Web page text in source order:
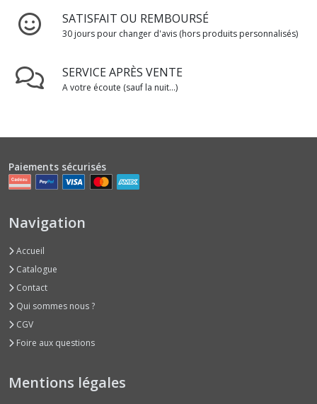
SATISFAIT OU REMBOURSÉ
30 jours pour changer d'avis (hors produits personnalisés)
SERVICE APRÈS VENTE
A votre écoute (sauf la nuit...)
Paiements sécurisés
Navigation
Accueil
Catalogue
Contact
Qui sommes nous ?
CGV
Foire aux questions
Mentions légales